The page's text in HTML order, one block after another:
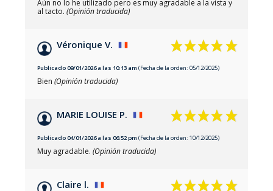
Aún no lo he utilizado pero es muy agradable a la vista y
al tacto. (Opinión traducida)
Véronique V.
Publicado 09/01/2026 a las 10:13 am (Fecha de la orden: 05/12/2025)
Bien (Opinión traducida)
MARIE LOUISE P.
Publicado 04/01/2026 a las 06:52 pm (Fecha de la orden: 10/12/2025)
Muy agradable. (Opinión traducida)
Claire l.